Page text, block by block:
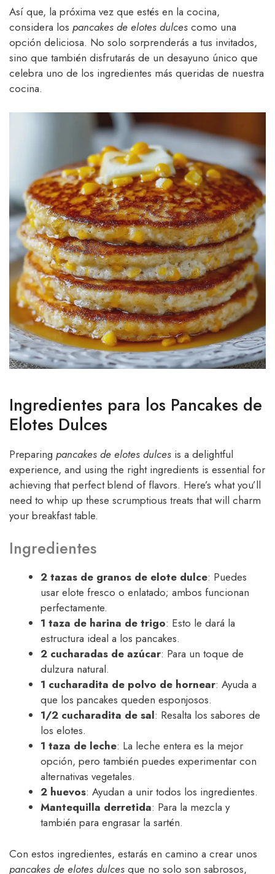
Así que, la próxima vez que estés en la cocina,
considera los pancakes de elotes dulces como una
opción deliciosa. No solo sorprenderás a tus invitados,
sino que también disfrutarás de un desayuno único que
celebra uno de los ingredientes más queridas de nuestra
cocina.
Ingredientes para los Pancakes de
Elotes Dulces
Preparing pancakes de elotes dulces is a delightful
experience, and using the right ingredients is essential for
achieving that perfect blend of flavors. Here’s what you’ll
need to whip up these scrumptious treats that will charm
your breakfast table.
Ingredientes
2 tazas de granos de elote dulce: Puedes
usar elote fresco o enlatado; ambos funcionan
perfectamente.
1 taza de harina de trigo: Esto le dará la
estructura ideal a los pancakes.
2 cucharadas de azúcar: Para un toque de
dulzura natural.
1 cucharadita de polvo de hornear: Ayuda a
que los pancakes queden esponjosos.
1/2 cucharadita de sal: Resalta los sabores de
los elotes.
1 taza de leche: La leche entera es la mejor
opción, pero también puedes experimentar con
alternativas vegetales.
2 huevos: Ayudan a unir todos los ingredientes.
Mantequilla derretida: Para la mezcla y
también para engrasar la sartén.
Con estos ingredientes, estarás en camino a crear unos
pancakes de elotes dulces que no solo son sabrosos,